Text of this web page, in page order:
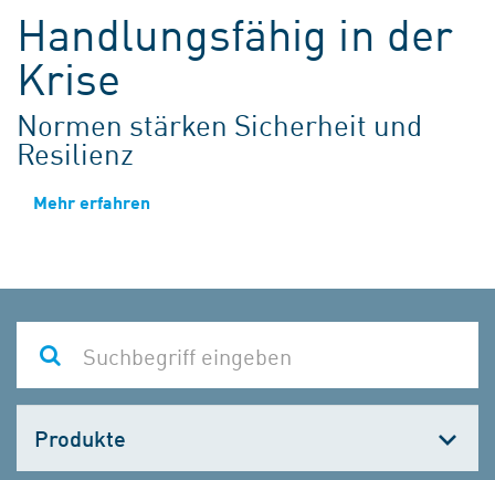
Handlungsfähig in der
Krise
Normen stärken Sicherheit und
Resilienz
Mehr erfahren
wählen